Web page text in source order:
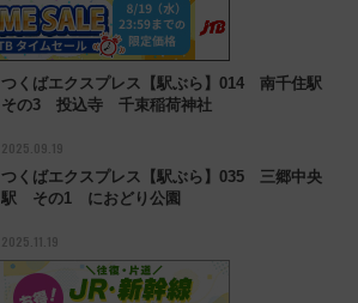
つくばエクスプレス【駅ぶら】014 南千住駅
その3 投込寺 千束稲荷神社
2025.09.19
つくばエクスプレス【駅ぶら】035 三郷中央
駅 その1 におどり公園
2025.11.19